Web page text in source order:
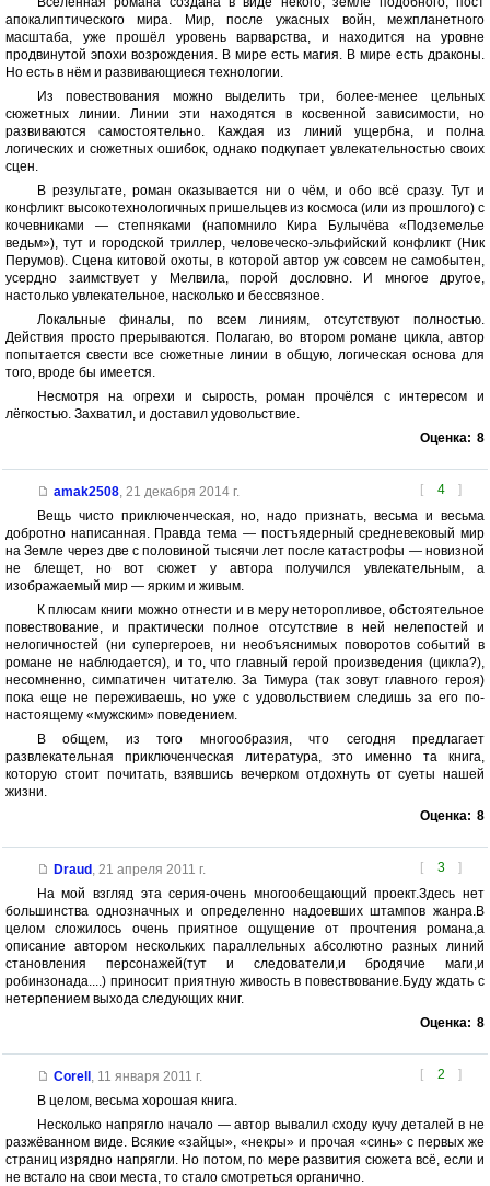
апокалиптического мира. Мир, после ужасных войн, межпланетного
масштаба, уже прошёл уровень варварства, и находится на уровне
продвинутой эпохи возрождения. В мире есть магия. В мире есть драконы.
Но есть в нём и развивающиеся технологии.
Из повествования можно выделить три, более-менее цельных
сюжетных линии. Линии эти находятся в косвенной зависимости, но
развиваются самостоятельно. Каждая из линий ущербна, и полна
логических и сюжетных ошибок, однако подкупает увлекательностью своих
сцен.
В результате, роман оказывается ни о чём, и обо всё сразу. Тут и
конфликт высокотехнологичных пришельцев из космоса (или из прошлого) с
кочевниками — степняками (напомнило Кира Булычёва «Подземелье
ведьм»), тут и городской триллер, человеческо-эльфийский конфликт (Ник
Перумов). Сцена китовой охоты, в которой автор уж совсем не самобытен,
усердно заимствует у Мелвила, порой дословно. И многое другое,
настолько увлекательное, насколько и бессвязное.
Локальные финалы, по всем линиям, отсутствуют полностью.
Действия просто прерываются. Полагаю, во втором романе цикла, автор
попытается свести все сюжетные линии в общую, логическая основа для
того, вроде бы имеется.
Несмотря на огрехи и сырость, роман прочёлся с интересом и
лёгкостью. Захватил, и доставил удовольствие.
Оценка: 8
[ 4 ]
amak2508, 21 декабря 2014 г.
Вещь чисто приключенческая, но, надо признать, весьма и весьма
добротно написанная. Правда тема — постъядерный средневековый мир
на Земле через две с половиной тысячи лет после катастрофы — новизной
не блещет, но вот сюжет у автора получился увлекательным, а
изображаемый мир — ярким и живым.
К плюсам книги можно отнести и в меру неторопливое, обстоятельное
повествование, и практически полное отсутствие в ней нелепостей и
нелогичностей (ни супергероев, ни необъяснимых поворотов событий в
романе не наблюдается), и то, что главный герой произведения (цикла?),
несомненно, симпатичен читателю. За Тимура (так зовут главного героя)
пока еще не переживаешь, но уже с удовольствием следишь за его по-
настоящему «мужским» поведением.
В общем, из того многообразия, что сегодня предлагает
развлекательная приключенческая литература, это именно та книга,
которую стоит почитать, взявшись вечерком отдохнуть от суеты нашей
жизни.
Оценка: 8
[ 3 ]
Draud, 21 апреля 2011 г.
На мой взгляд эта серия-очень многообещающий проект.Здесь нет
большинства однозначных и определенно надоевших штампов жанра.В
целом сложилось очень приятное ощущение от прочтения романа,а
описание автором нескольких параллельных абсолютно разных линий
становления персонажей(тут и следователи,и бродячие маги,и
робинзонада....) приносит приятную живость в повествование.Буду ждать с
нетерпением выхода следующих книг.
Оценка: 8
[ 2 ]
Corell, 11 января 2011 г.
В целом, весьма хорошая книга.
Несколько напрягло начало — автор вывалил сходу кучу деталей в не
разжёванном виде. Всякие «зайцы», «некры» и прочая «синь» с первых же
страниц изрядно напрягли. Но потом, по мере развития сюжета всё, если и
не встало на свои места, то стало смотреться органично.